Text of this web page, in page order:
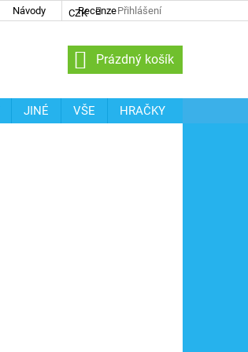
Návody Recenze
CZK Přihlášení
NÁKUPNÍ
KOŠÍK
Prázdný košík
JINÉ VŠE
HRAČKY